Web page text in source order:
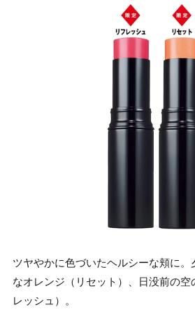
ツヤやかに色づいたヘルシーな頬に
なオレンジ（リセット）、日没前の空
レッシュ）。